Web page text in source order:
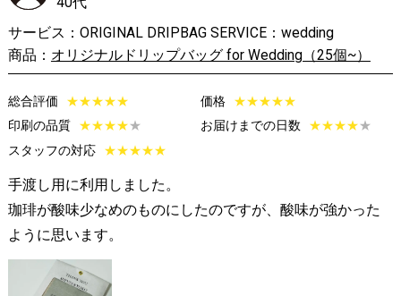
サービス：ORIGINAL DRIPBAG SERVICE：wedding
商品： オリジナルドリップバッグ for Wedding（25個~）
総合評価 ★★★★★ 価格 ★★★★★
印刷の品質
★★★★★ お届けまでの日数 ★★★★★
スタッフの対応
★★★★★
手渡し用に利用しました。
珈琲が酸味少なめのものにしたのですが、酸味が強かった
ように思います。